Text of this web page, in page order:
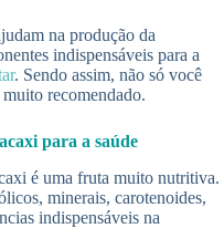
na produção da
indispensáveis para a
. Sendo assim, não só você
recomendado.
para a saúde
é uma fruta muito nutritiva.
minerais, carotenoides,
indispensáveis na